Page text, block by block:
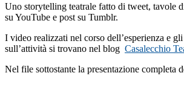
Uno storytelling teatrale fatto di tweet, tavole
su YouTube e post su Tumblr.
I video realizzati nel corso dell’esperienza e
sull’attività si trovano nel blog Casalecchio
Nel file sottostante la presentazione completa